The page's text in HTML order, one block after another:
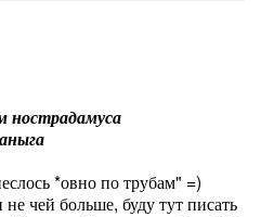
нострадамуса
*овно по трубам" =)
чей больше, буду тут писать